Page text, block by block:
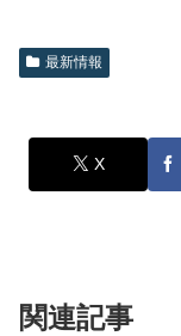
最新情報
X
関連記事